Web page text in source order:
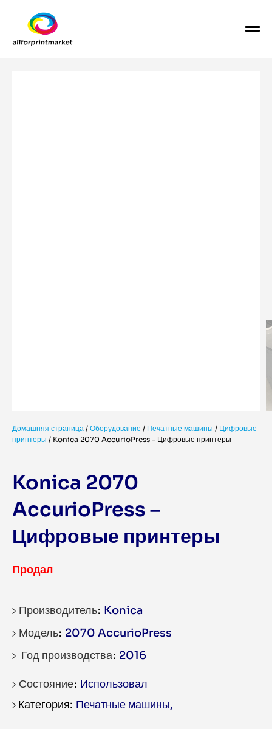
Домашняя страница / Оборудование / Печатные машины / Цифровые
принтеры / Konica 2070 AccurioPress – Цифровые принтеры
Konica 2070
AccurioPress –
Цифровые принтеры
Продал
Производитель Konica
Модель 2070 AccurioPress
Год производства 2016
Состояние Использовал
Печатные машины